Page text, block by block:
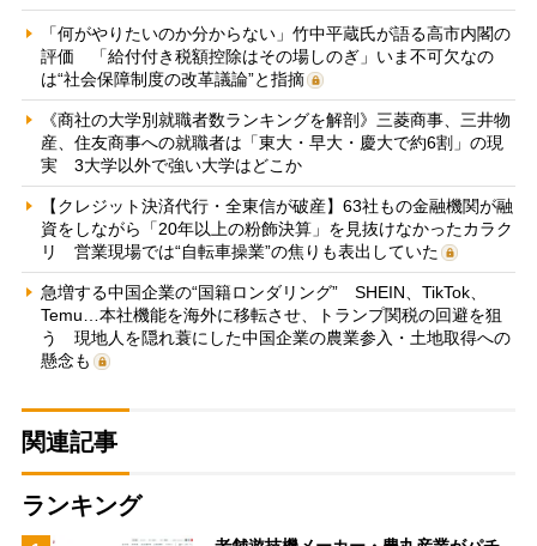
「何がやりたいのか分からない」竹中平蔵氏が語る高市内閣の
評価 「給付付き税額控除はその場しのぎ」いま不可欠なの
は“社会保障制度の改革議論”と指摘
《商社の大学別就職者数ランキングを解剖》三菱商事、三井物
産、住友商事への就職者は「東大・早大・慶大で約6割」の現
実 3大学以外で強い大学はどこか
【クレジット決済代行・全東信が破産】63社もの金融機関が融
資をしながら「20年以上の粉飾決算」を見抜けなかったカラク
リ 営業現場では“自転車操業”の焦りも表出していた
急増する中国企業の“国籍ロンダリング” SHEIN、TikTok、
Temu…本社機能を海外に移転させ、トランプ関税の回避を狙
う 現地人を隠れ蓑にした中国企業の農業参入・土地取得への
懸念も
関連記事
ランキング